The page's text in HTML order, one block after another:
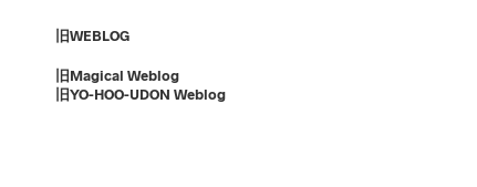
旧WEBLOG
旧Magical Weblog
旧YO-HOO-UDON Weblog